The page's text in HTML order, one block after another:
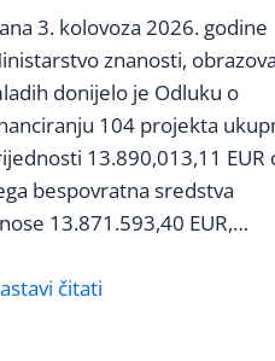
3. kolovoza 2026. godine
znanosti,
donijelo je Odluku o
104 projekta
13.890,013,11 EUR
bespovratna sredstva
13.871.593,40 EUR,…
čitati